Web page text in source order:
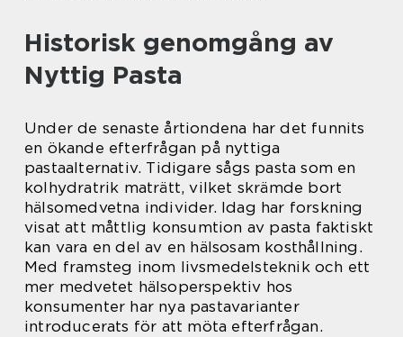
Historisk genomgång av
Nyttig Pasta
Under de senaste årtiondena har det funnits
en ökande efterfrågan på nyttiga
pastaalternativ. Tidigare sågs pasta som en
kolhydratrik maträtt, vilket skrämde bort
hälsomedvetna individer. Idag har forskning
visat att måttlig konsumtion av pasta faktiskt
kan vara en del av en hälsosam kosthållning.
Med framsteg inom livsmedelsteknik och ett
mer medvetet hälsoperspektiv hos
konsumenter har nya pastavarianter
introducerats för att möta efterfrågan.